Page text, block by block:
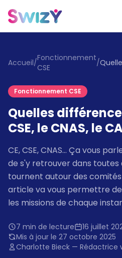
Accueil/Fonctionnement
CSE
/
Fonctionnement CSE
Quelles
CSE, le CNAS, le
CE, CSE, CNAS… Ça vous
de s'y retrouver dans toutes
tournent autour des
article va vous permettre
les missions de chaque
7 min de lecture
16 juillet
Mis à jour le 27 octobre 2025
Charlotte Bieck — Rédactrice